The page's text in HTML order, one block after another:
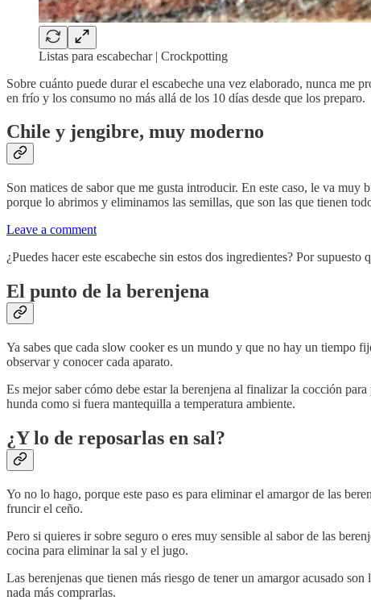
Listas para escabechar | Crockpotting
Sobre cuánto puede durar el escabeche una vez elaborado, nunca me
en frío y los consumo no más allá de los 10 días desde que los preparo.
Chile y jengibre, muy moderno
Son matices de sabor que me gusta introducir. En este caso, le va
porque lo abrimos y eliminamos las semillas, que son las que tienen
Leave a comment
¿Puedes hacer este escabeche sin estos dos ingredientes? Por
El punto de la berenjena
Ya sabes que cada slow cooker es un mundo y que no hay un tiempo
observar y conocer cada aparato.
Es mejor saber cómo debe estar la berenjena al finalizar la cocción
hunda como si fuera mantequilla a temperatura ambiente.
¿Y lo de reposarlas en sal?
Yo no lo hago, porque este paso es para eliminar el amargor de las
fruncir el ceño.
Pero si quieres ir sobre seguro o eres muy sensible al sabor de las
cocina para eliminar la sal y el jugo.
Las berenjenas que tienen más riesgo de tener un amargor acusado
nada más comprarlas.